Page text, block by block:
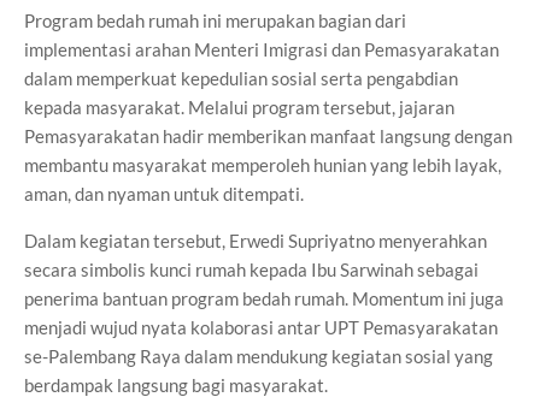
Program bedah rumah ini merupakan bagian dari
implementasi arahan Menteri Imigrasi dan Pemasyarakatan
dalam memperkuat kepedulian sosial serta pengabdian
kepada masyarakat. Melalui program tersebut, jajaran
Pemasyarakatan hadir memberikan manfaat langsung dengan
membantu masyarakat memperoleh hunian yang lebih layak,
aman, dan nyaman untuk ditempati.
Dalam kegiatan tersebut, Erwedi Supriyatno menyerahkan
secara simbolis kunci rumah kepada Ibu Sarwinah sebagai
penerima bantuan program bedah rumah. Momentum ini juga
menjadi wujud nyata kolaborasi antar UPT Pemasyarakatan
se-Palembang Raya dalam mendukung kegiatan sosial yang
berdampak langsung bagi masyarakat.